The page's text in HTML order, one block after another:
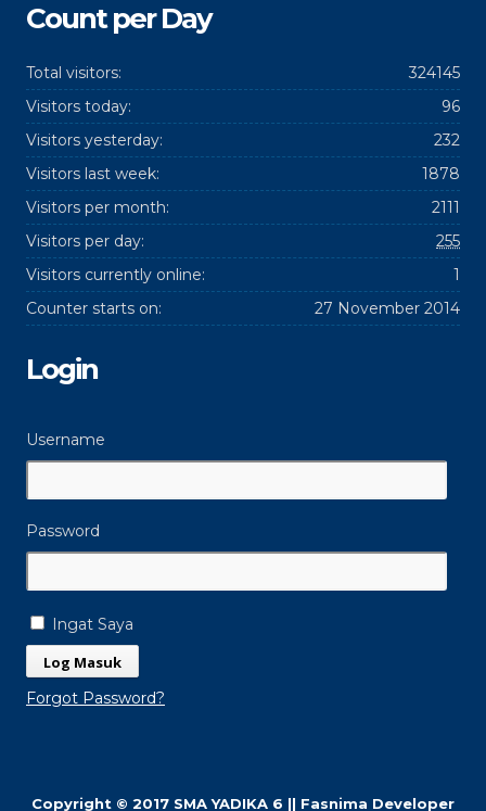
Count per Day
324145
Total visitors:
96
Visitors today:
232
Visitors yesterday:
1878
Visitors last week:
2111
Visitors per month:
255
Visitors per day:
1
Visitors currently online:
27 November 2014
Counter starts on:
Login
Username
Password
Ingat Saya
Forgot Password?
Copyright © 2017 SMA YADIKA 6 || Fasnima Developer